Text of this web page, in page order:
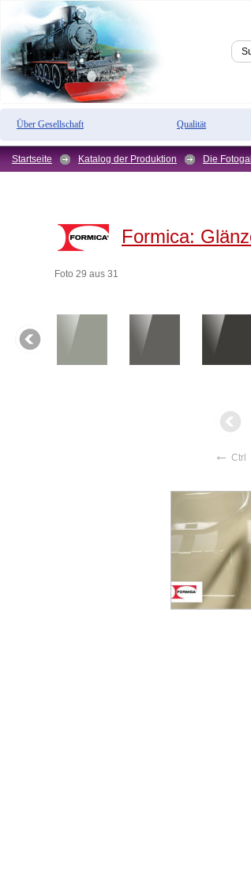
Über Gesellschaft Qualität
Startseite Katalog der Produktion Die
Formica:
Foto 29 aus 31
← Ctrl